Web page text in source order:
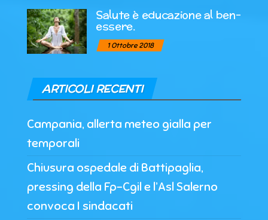
Salute è educazione al ben-
essere.
1 Ottobre 2018
ARTICOLI RECENTI
Campania, allerta meteo gialla per
temporali
Chiusura ospedale di Battipaglia,
pressing della Fp-Cgil e l’Asl Salerno
convoca I sindacati